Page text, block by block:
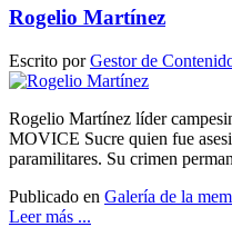
Rogelio Martínez
Escrito porGestor de
Rogelio Martínez líder
MOVICE Sucre quien fue
paramilitares. Su crimen
Publicado en Galería de la
Leer más ...